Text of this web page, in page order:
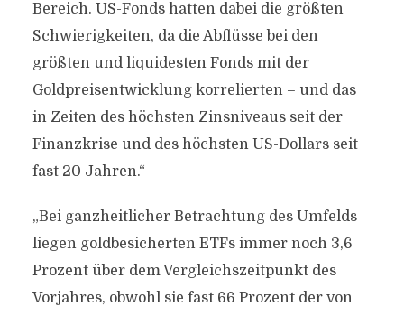
Bereich. US-Fonds hatten dabei die größten
Schwierigkeiten, da die Abflüsse bei den
größten und liquidesten Fonds mit der
Goldpreisentwicklung korrelierten – und das
in Zeiten des höchsten Zinsniveaus seit der
Finanzkrise und des höchsten US-Dollars seit
fast 20 Jahren.“
„Bei ganzheitlicher Betrachtung des Umfelds
liegen goldbesicherten ETFs immer noch 3,6
Prozent über dem Vergleichszeitpunkt des
Vorjahres, obwohl sie fast 66 Prozent der von